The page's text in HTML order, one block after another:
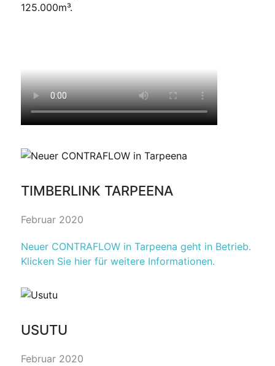
125.000m³.
TIMBERLINK TARPEENA
Februar 2020
Neuer CONTRAFLOW in Tarpeena geht in Betrieb.
Klicken Sie hier für weitere Informationen.
USUTU
Februar 2020